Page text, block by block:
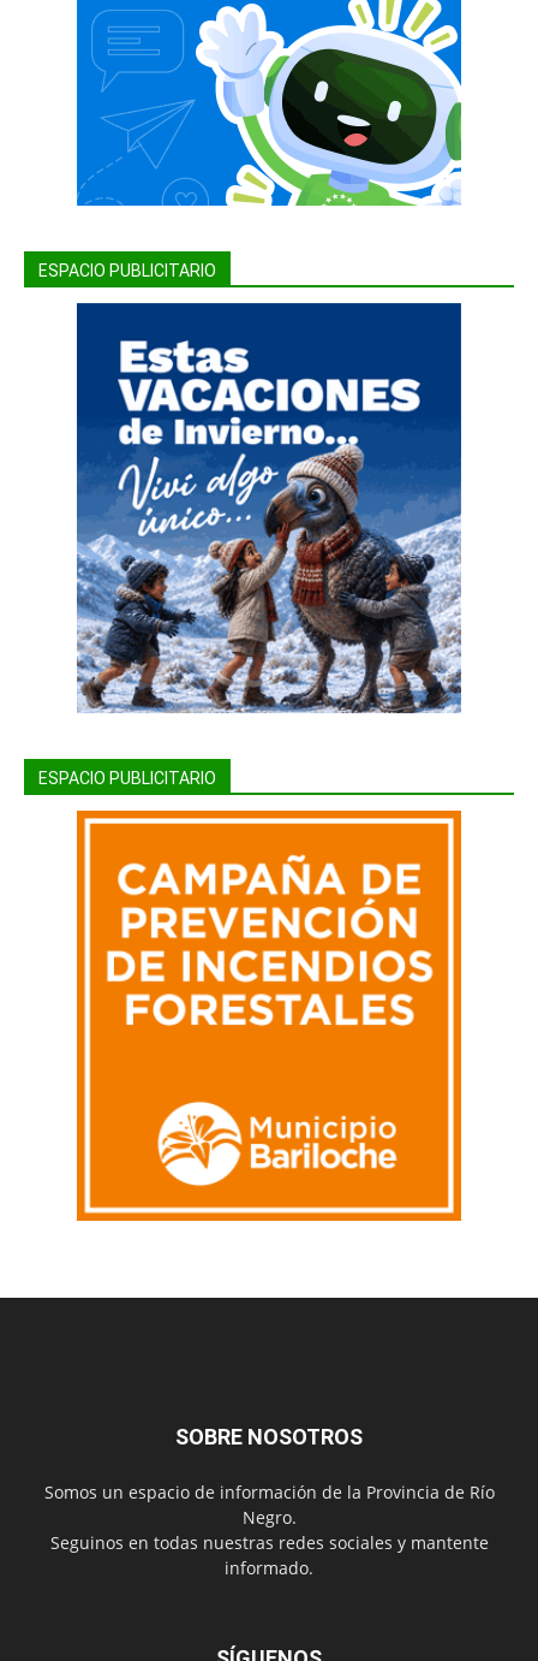
ESPACIO PUBLICITARIO
ESPACIO PUBLICITARIO
SOBRE NOSOTROS
Somos un espacio de información de la Provincia de Río
Negro.
Seguinos en todas nuestras redes sociales y mantente
informado.